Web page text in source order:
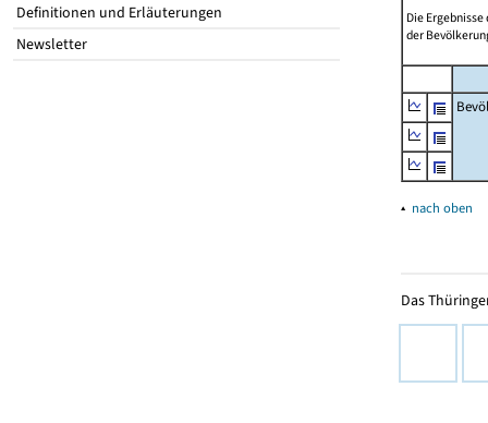
Definitionen und Erläuterungen
Newsletter
Die
der
▴ nach oben
Das